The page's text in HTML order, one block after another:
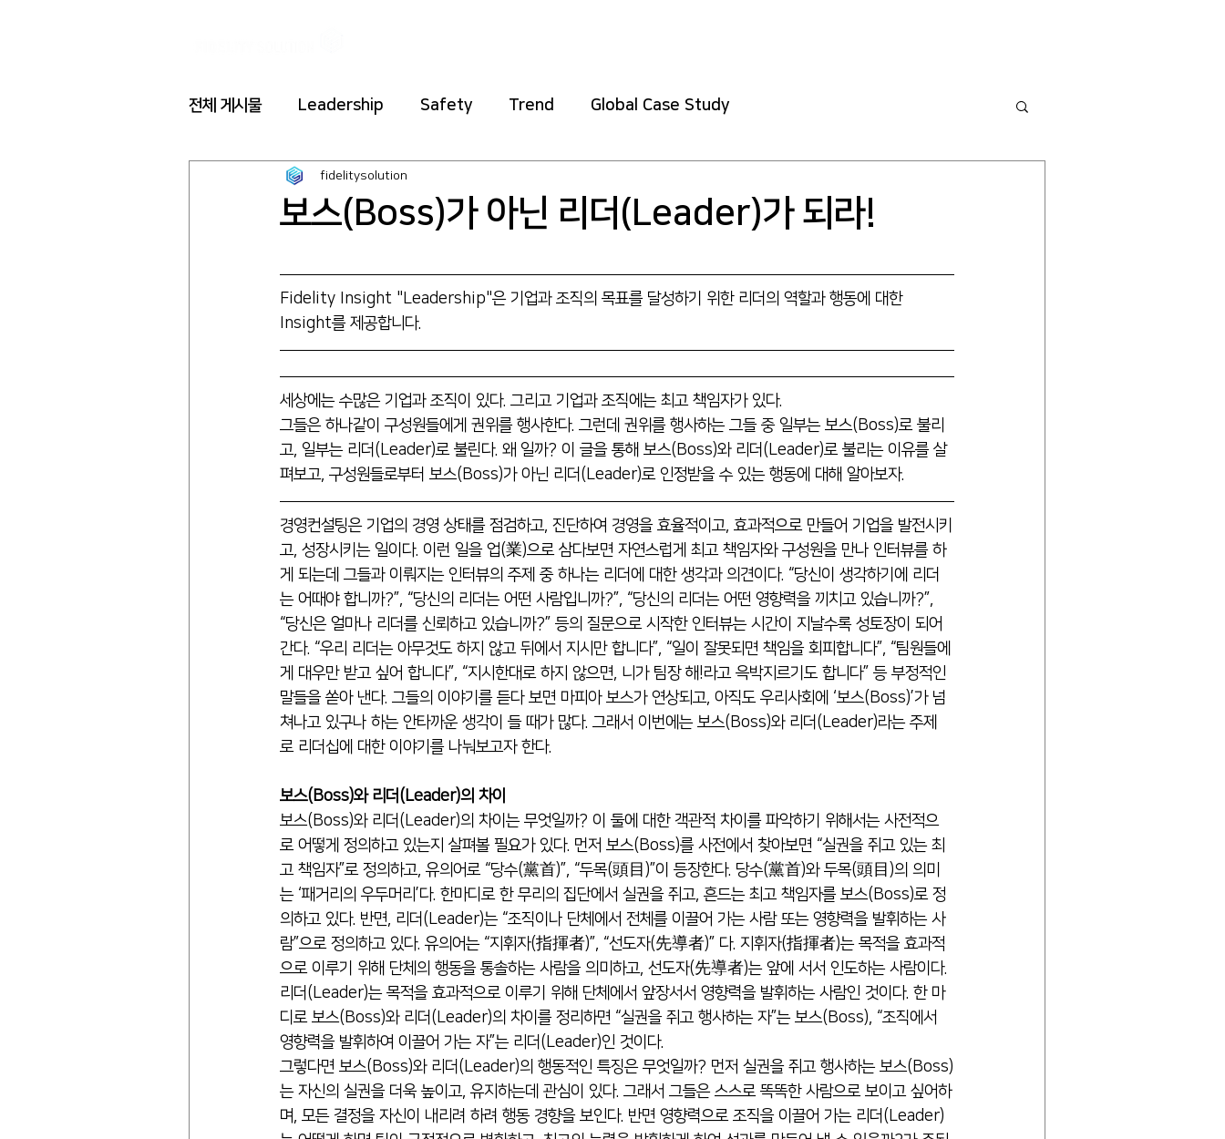
전체 게시물 Leadership Safety Trend Global Case Study
보스(Boss)가 아닌 리더(Leader)가 되라!
fidelitysolution
Fidelity Insight "Leadership"은 기업과 조직의 목표를 달성하기 위한 리더의 역할과 행동에 대한
Insight를 제공합니다.
세상에는 수많은 기업과 조직이 있다. 그리고 기업과 조직에는 최고 책임자가 있다.
그들은 하나같이 구성원들에게 권위를 행사한다. 그런데 권위를 행사하는 그들 중 일부는 보스(Boss)로 불리
고, 일부는 리더 (Leader)로 불린다. 왜 일까? 이 글을 통해 보스(Boss)와 리더(Leader)로 불리는 이유를 살
펴보고, 구성원들로부터 보스(Boss)가 아닌 리더(Leader)로 인정받을 수 있는 행동에 대해 알아보자.
경영컨설팅은 기업의 경영 상태를 점검하고, 진단하여 경영을 효율적이고, 효과적으로 만들어 기업을 발전시키
고, 성장시키는 일이다. 이런 일을 업(業)으로 삼다보면 자연스럽게 최고 책임자와 구성원을 만나 인터뷰를 하
게 되는데 그들과 이뤄지는 인터뷰의 주제 중 하나는 리더에 대한 생각과 의견이다. “당신이 생각하기에 리더
는 어때야 합니까?”, “당신의 리더는 어떤 사람입니까?”, “당신의 리더는 어떤 영향력을 끼치고 있습니까?”,
“당신은 얼마나 리더를 신뢰하고 있습니까?” 등의 질문으로 시작한 인터뷰는 시간이 지날수록 성토장이 되어
간다. “우리 리더는 아무것도 하지 않고 뒤에서 지시만 합니다”, “일이 잘못되면 책임을 회피합니다”, “팀원들에
게 대우만 받고 싶어 합니다”, “지 시한대로 하지 않으면, 니가 팀장 해!라고 윽박지르기도 합니다” 등 부정적인
말들을 쏟아 낸다. 그들의 이야기를 듣다 보면 마피아 보스가 연상되고, 아직도 우리사회에 ‘보스(Boss)’가 넘
쳐나고 있구나 하는 안타까운 생각이 들 때가 많다. 그래서 이번에는 보스(Boss)와 리더(Leader)라는 주제
로 리더십에 대한 이야기를 나눠보고자 한다.
보스(Boss)와 리더(Leader)의 차이
보스(Boss)와 리더(Leader)의 차이는 무엇일까? 이 둘에 대한 객관적 차이를 파악하기 위해서는 사전적으
로 어떻게 정의하고 있는지 살펴볼 필요가 있다. 먼저 보스(Boss)를 사전에서 찾아보면 “실권을 쥐고 있는 최
고 책임자”로 정의하고, 유의어로 “당수(黨首)”, “두목(頭目)”이 등장한다. 당수(黨首)와 두목(頭目)의 의미
는 ‘패거리의 우두머리’다. 한마디로 한 무리의 집단에서 실권을 쥐고, 흔드는 최고 책임자를 보스(Boss)로 정
의하고 있다. 반면, 리더(Leader)는 “조직이나 단체에서 전체를 이끌어 가는 사람 또는 영향력을 발휘하는 사
람”으로 정의하고 있다. 유의어는 “지휘자(指揮者)”, “선도자(先導者)” 다. 지휘자(指揮者)는 목적을 효과적
으로 이루기 위해 단체의 행동을 통솔하는 사람을 의미하고, 선도자(先導者)는 앞에 서서 인도하는 사람이다.
리더(Leader)는 목적을 효과적으로 이루기 위해 단체에서 앞장서서 영향력을 발휘하는 사람인 것이다. 한 마
디로 보스(Boss)와 리더(Leader)의 차이를 정리하면 “실권을 쥐고 행사하는 자”는 보스(Boss), “조직에서
영향력을 발휘하여 이끌어 가는 자”는 리더(Leader)인 것이다.
그렇다면 보스(Boss)와 리더(Leader)의 행동적인 특징은 무엇일까? 먼저 실권을 쥐고 행사하는 보스(Boss)
는 자신의 실권을 더욱 높이고, 유지하는데 관심이 있다. 그래서 그들은 스스로 똑똑한 사람으로 보이고 싶어하
며, 모든 결정을 자신이 내리려 하려 행동 경향을 보인다. 반면 영향력으로 조직을 이끌어 가는 리더(Leader)